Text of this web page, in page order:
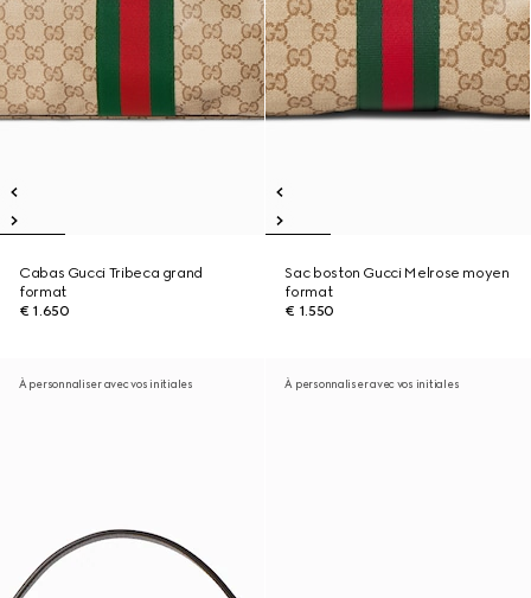
Cabas Gucci Tribeca grand
format
€ 1.650
Sac boston Gucci Melrose moyen
format
€ 1.550
À personnaliser avec vos initiales À personnaliser avec vos initiales